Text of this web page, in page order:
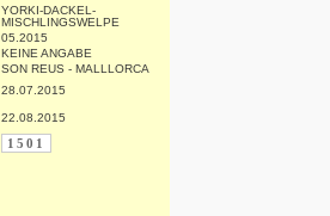
YORKI-DACKEL-
MISCHLINGSWELPE
05.2015
KEINE ANGABE
SON REUS - MALLLORCA
28.07.2015
22.08.2015
1501